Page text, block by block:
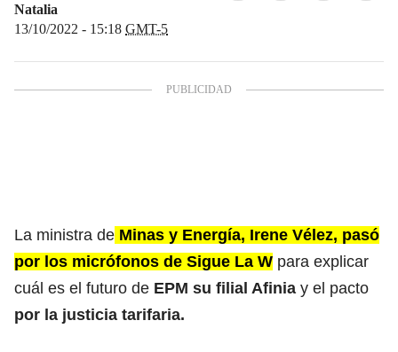
Natalia
13/10/2022 - 15:18 GMT-5
La ministra de Minas y Energía, Irene Vélez, pasó
por los micrófonos de Sigue La W para explicar
cuál es el futuro de EPM su filial Afinia y el pacto
por la justicia tarifaria.